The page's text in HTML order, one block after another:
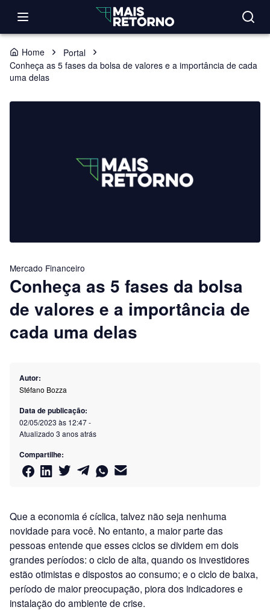
Home
Portal
Conheça as 5 fases da bolsa de valores e a importância de cada
uma delas
Mercado Financeiro
Conheça as 5 fases da bolsa
de valores e a importância de
cada uma delas
Autor:
Stéfano Bozza
Data de publicação:
02/05/2023 às 12:47-
Atualizado 3 anos atrás
Compartilhe:
Que a economia é cíclica, talvez não seja nenhuma
novidade para você. No entanto, a maior parte das
pessoas entende que esses ciclos se dividem em dois
grandes períodos: o ciclo de alta, quando os investidores
estão otimistas e dispostos ao consumo; e o ciclo de baixa,
período de maior preocupação, piora dos indicadores e
instalação do ambiente de crise.